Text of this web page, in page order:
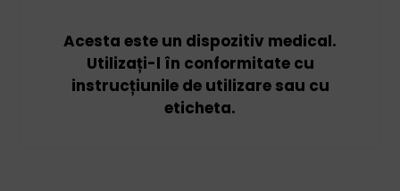
Acesta este un dispozitiv medical.
Utilizați-l în conformitate cu
instrucțiunile de utilizare sau cu
eticheta.